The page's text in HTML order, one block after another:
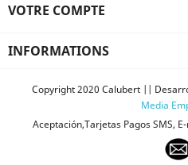
VOTRE COMPTE
INFORMATIONS
Copyright 2020 Calubert ||
Media
Aceptación,Tarjetas Pagos SMS,